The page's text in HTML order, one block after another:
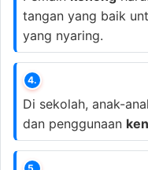
tangan yang baik
yang nyaring.
4.
Di sekolah, anak-
dan penggunaan